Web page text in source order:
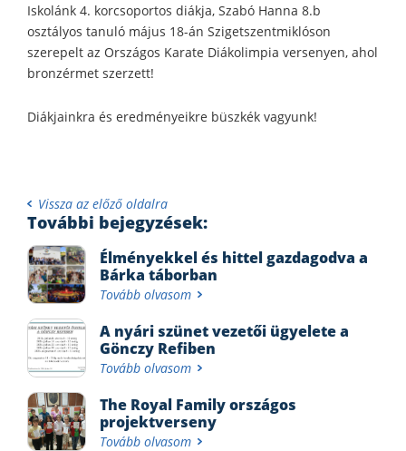
Iskolánk 4. korcsoportos diákja, Szabó Hanna 8.b
osztályos tanuló május 18-án Szigetszentmiklóson
szerepelt az Országos Karate Diákolimpia versenyen, ahol
bronzérmet szerzett!
Diákjainkra és eredményeikre büszkék vagyunk!
Vissza az előző oldalra
További bejegyzések:
Élményekkel és hittel gazdagodva a
Bárka táborban
Tovább olvasom
A nyári szünet vezetői ügyelete a
Gönczy Refiben
Tovább olvasom
The Royal Family országos
projektverseny
Tovább olvasom